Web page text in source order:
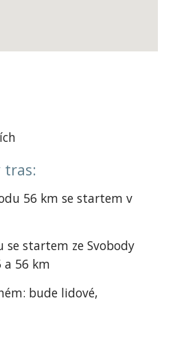
tras:
56 km se startem v
startem ze Svobody
a 56 km
bude lidové,